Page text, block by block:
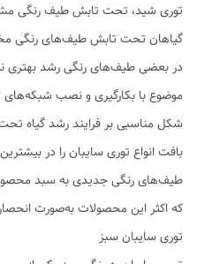
توری شید، تحت تابش طیف رنگی
گیاهان تحت تابش طیف‌های رنگی
در بعضی طیف‌های رنگی رشد بهتری
موضوع با بکارگیری و نصب شبکه‌های
شکل مناسبی بر فرایند رشد گیاه
بافت انواع توری سایبان را در
طیف‌های رنگی جدیدی به سبد
که اکثر این محصولات به‌صورت
توری سایبان سبز